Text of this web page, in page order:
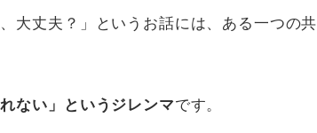
大丈夫？」というお話には、ある一つの共
ない」というジレンマです。